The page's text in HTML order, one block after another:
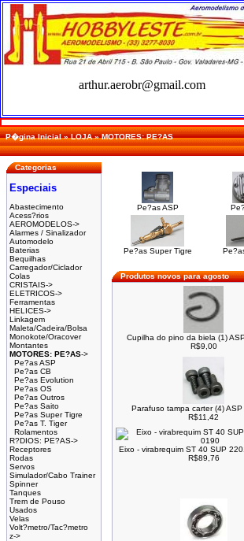
arthur.aerobr@gmail.com
P�gina Inicial»LOJA»MOTORES: PE?AS
Categorias
Especiais
Abastecimento
Acess?rios
AEROMODELOS->
Alarmes / Sinalizador
Automodelo
Baterias
Bequilhas
Carregador/Ciclador
Colas
CRISTAIS->
ELETRICOS->
Ferramentas
HELICES->
Linkagem
Maleta/Cadeira/Bolsa
Monokote/Oracover
Montantes
MOTORES: PE?AS->
Pe?as ASP
Pe?as CB
Pe?as Evolution
Pe?as OS
Pe?as Outros
Pe?as Saito
Pe?as Super Tigre
Pe?as T. Tiger
Rolamentos
R?DIOS: PE?AS->
Receptores
Rodas
Servos
Simulador/Cabo Trainer
Spinner
Tanques
Trem de Pouso
Usados
Velas
Volt?metro/Tac?metro
z->
Pe?as ASP
Pe?as Super Tigre
Produtos novos para agosto
Cupilha do pino da biela (1)
R$9,00
Parafuso tampa carter (4)
R$11,42
Eixo - virabrequim ST 40 SUP
R$89,76